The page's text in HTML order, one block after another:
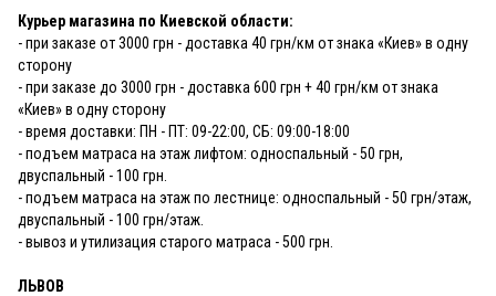
Курьер магазина по Киевской области:
- при заказе от 3000 грн - доставка 40 грн/км от знака «Киев» в одну
сторону
- при заказе до 3000 грн - доставка 600 грн + 40 грн/км от знака
«Киев» в одну сторону
- время доставки: ПН - ПТ: 09-22:00, СБ: 09:00-18:00
- подъем матраса на этаж лифтом: односпальный - 50 грн,
двуспальный - 100 грн.
- подъем матраса на этаж по лестнице: односпальный - 50 грн/этаж,
двуспальный - 100 грн/этаж.
- вывоз и утилизация старого матраса - 500 грн.
ЛЬВОВ